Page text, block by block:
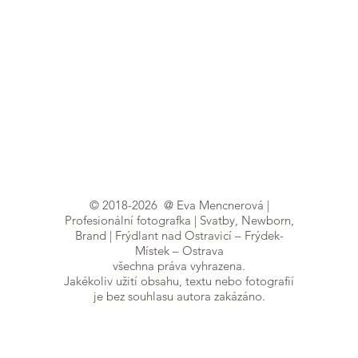
© 2018-2026@ Eva Mencnerová |
Profesionální fotografka | Svatby, Newborn,
Brand | Frýdlant nad Ostravicí – Frýdek-
Místek – Ostrava
všechna práva vyhrazena.
Jakékoliv užití obsahu, textu nebo fotografií
je bez souhlasu autora zakázáno.